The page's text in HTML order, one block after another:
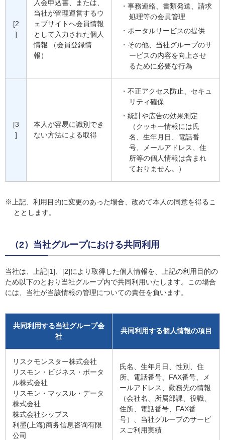
[2
]
入会申込書、または、
当社が管理運営するウ
ェブサイトへ会員情報
として入力された個人
情報 （会員登録情
報）
事務連絡、書類発送、請求
処理等の会員管理
ポータルサービスの提供
その他、当社グループのサ
ービスの内容を向上させ
るために必要な行為
[3
]
本人が容易に識別でき
ない方法による取得
不正アクセス防止、セキュ
リティ確保
統計や広告の効果測定
（クッキー情報には氏
名、生年月日、電話番
号、メールアドレス、住
所等の個人情報は含まれ
ておりません。）
上記、利用目的に変更のあった場合、改めて本人の同意を得るこ
ととします。
（2）当社グループにおける共同利用
当社は、上記[1]、[2]により取得した個人情報を、上記の利用目的の
ため以下のとおり当社グループ内で共同利用いたします。この場合
には、当社が当該情報の管理についての責任を負います。
共同利用する当社グループ会
社
共同利用する個人情報の項目
リスクモンスター株式会社
リスモン・ビジネス・ポータ
ル株式会社
リスモン・マッスル・データ
株式会社
株式会社シップス
利墨(上海)商务信息咨询有限
公司
氏名、生年月日、性別、住
所、電話番号、FAX番号、メ
ールアドレス、勤務先の情報
（会社名、所属部課、役職、
住所、電話番号、FAX番
号）、当社グループのサービ
スご利用実績